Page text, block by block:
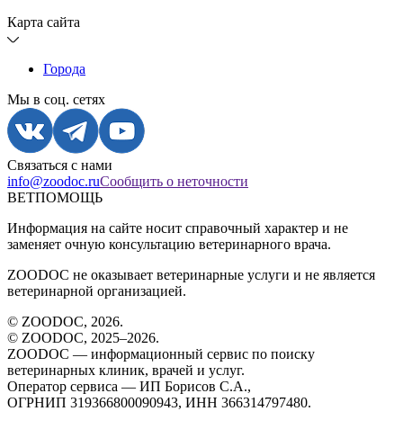
Карта сайта
Города
Мы в соц. сетях
Связаться с нами
info@zoodoc.ruСообщить о неточности
ВЕТПОМОЩЬ
Информация на сайте носит справочный характер и не
заменяет очную консультацию ветеринарного врача.
ZOODOC не оказывает ветеринарные услуги и не является
ветеринарной организацией.
© ZOODOC, 2026.
© ZOODOC, 2025–2026.
ZOODOC — информационный сервис по поиску
ветеринарных клиник, врачей и услуг.
Оператор сервиса — ИП Борисов С.А.,
ОГРНИП 319366800090943, ИНН 366314797480.